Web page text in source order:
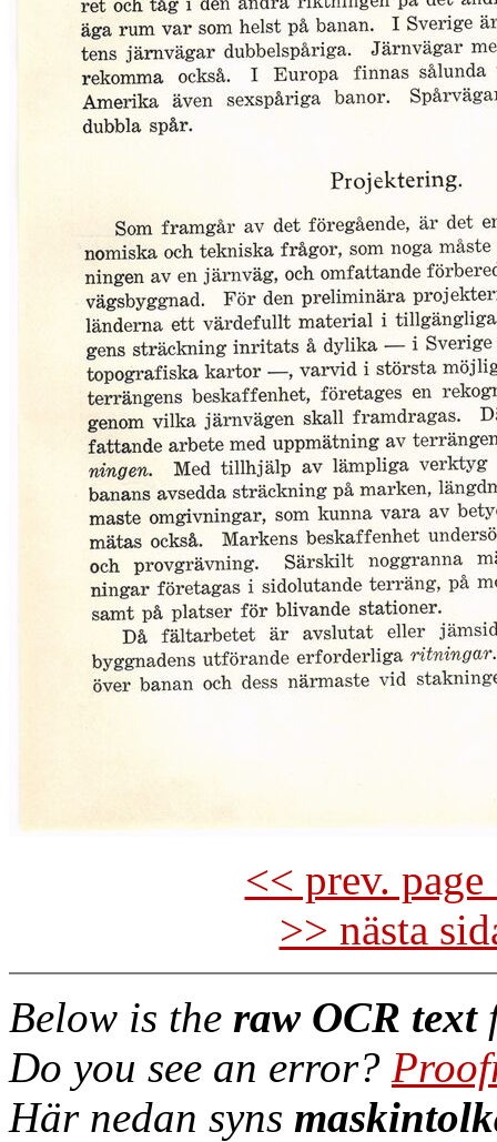
<< prev.
>> nästa
Below is the raw OCR text
Do you see an error?
Här nedan syns